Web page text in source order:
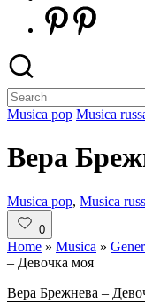
Pinterest
Posted
Musica pop Musica
Вера
Posted
in
Musica pop, Musica
0
Home » Musica »
– Девочка моя
Вера Брежнева –